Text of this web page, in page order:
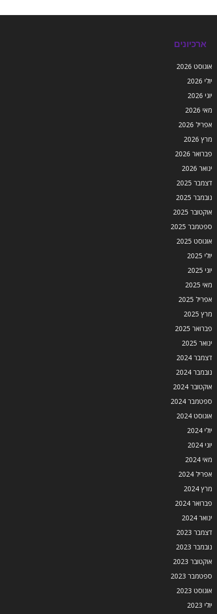
ארכיונים
אוגוסט 2026
יולי 2026
יוני 2026
מאי 2026
אפריל 2026
מרץ 2026
פברואר 2026
ינואר 2026
דצמבר 2025
נובמבר 2025
אוקטובר 2025
ספטמבר 2025
אוגוסט 2025
יולי 2025
יוני 2025
מאי 2025
אפריל 2025
מרץ 2025
פברואר 2025
ינואר 2025
דצמבר 2024
נובמבר 2024
אוקטובר 2024
ספטמבר 2024
אוגוסט 2024
יולי 2024
יוני 2024
מאי 2024
אפריל 2024
מרץ 2024
פברואר 2024
ינואר 2024
דצמבר 2023
נובמבר 2023
אוקטובר 2023
ספטמבר 2023
אוגוסט 2023
יולי 2023